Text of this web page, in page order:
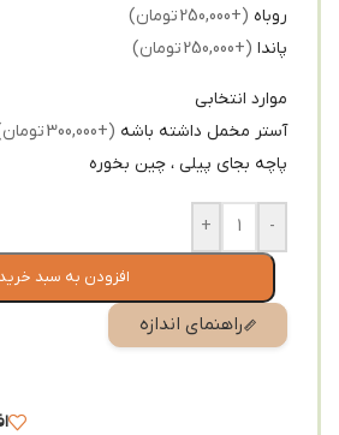
روباه (+250,000 تومان)
پاندا (+250,000 تومان)
موارد انتخابی
آستر مخمل داشته باشه (+300,000 تومان)
پاچه بجای پیلی ، چین بخوره
-
+
افزودن به سبد خرید
راهنمای اندازه